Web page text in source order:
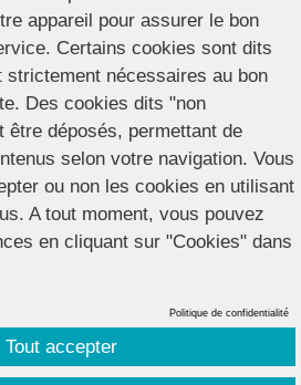
dans la ville d’Arras ou aux
organisateurs.
les terrasses des établissements
les marcheurs pour un apéro en
|Mentions légales|Cookies|
appareil pour assurer le bon
Certains cookies sont dits
strictement nécessaires au bon
Des cookies dits "non
être déposés, permettant de
selon votre navigation. Vous
ou non les cookies en utilisant
A tout moment, vous pouvez
en cliquant sur "Cookies" dans
Tout accepter
Politique de confidentialité